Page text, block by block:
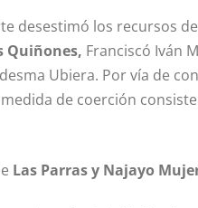
desestimó los recursos de
Quiñones, Franciscó Iván
Ubiera. Por vía de
de coerción
Las Parras y Najayo